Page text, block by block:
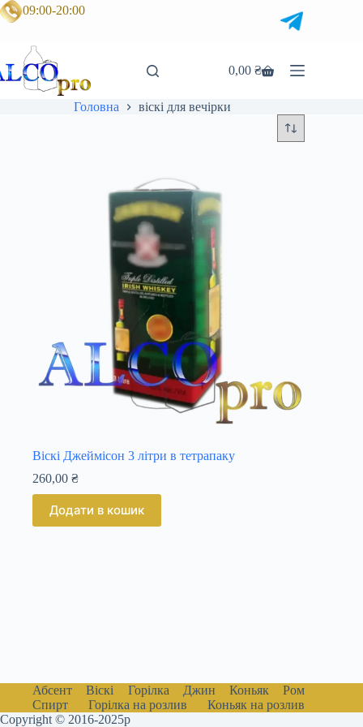
Перейти
до
09:00-20:00
Кошик
0,00₴
Головна віскі для вечірки
Віскі Джеймісон 3 літри в тетрапаку
260,00 ₴
Додати в кошик
Абсент Віскі Горілка Джин Коньяк
Ром
Спирт
Горілка на розлив
Коньяк на розлив
Copyright © 2016-2025р